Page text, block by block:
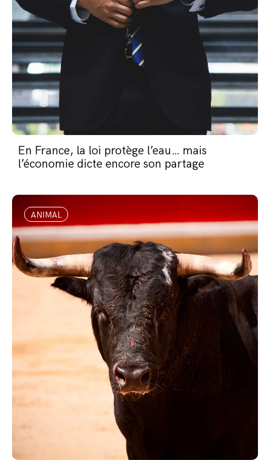
En France, la loi protège l’eau… mais
l’économie dicte encore son partage
ANIMAL